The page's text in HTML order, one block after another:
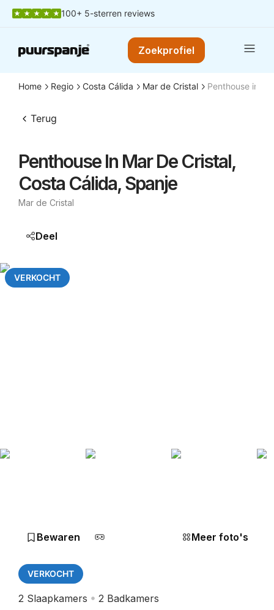
100+ 5-sterren reviews
Zoekprofiel
Home Regio Costa Cálida Mar de Cristal Penthouse in
Terug
Penthouse In Mar De Cristal,
Costa Cálida, Spanje
Mar de Cristal
Deel
VERKOCHT
Bewaren Meer foto's
VERKOCHT
2 Slaapkamers 2 Badkamers